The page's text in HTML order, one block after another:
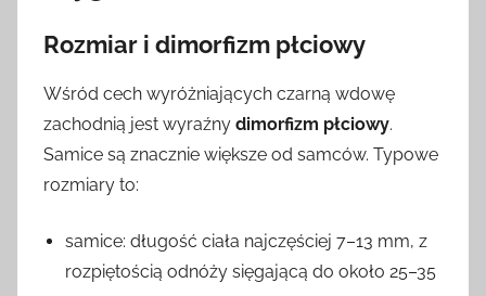
Rozmiar i dimorfizm płciowy
Wśród cech wyróżniających czarną wdowę
zachodnią jest wyraźny dimorfizm płciowy.
Samice są znacznie większe od samców. Typowe
rozmiary to:
samice: długość ciała najczęściej 7–13 mm, z
rozpiętością odnóży sięgającą do około 25–35